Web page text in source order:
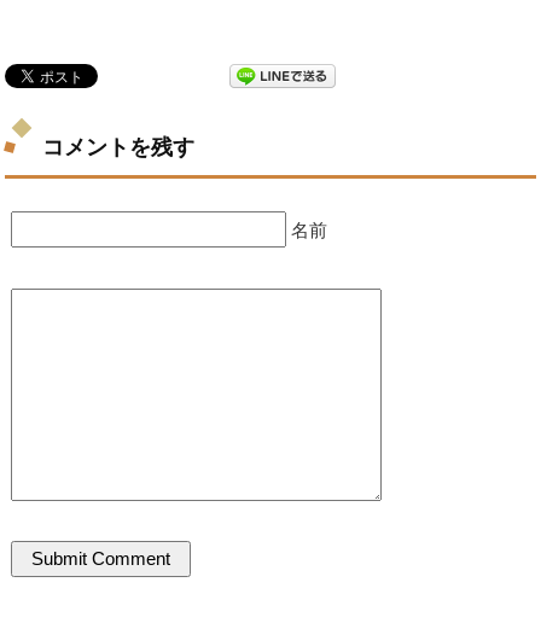
コメントを残す
名前